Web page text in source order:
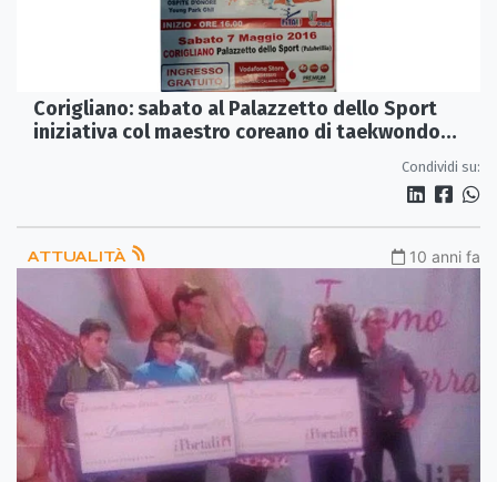
Corigliano: sabato al Palazzetto dello Sport
iniziativa col maestro coreano di taekwondo
Condividi su:
ATTUALITÀ 10 anni fa